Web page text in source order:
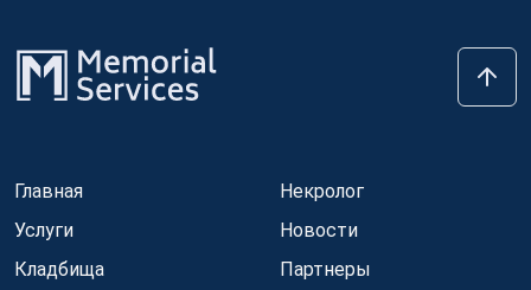
Главная
Услуги
Кладбища
Некролог
Новости
Партнеры